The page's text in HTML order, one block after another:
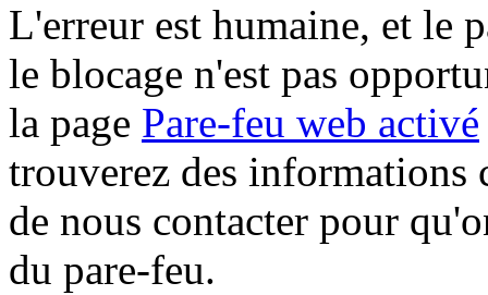
L'erreur est humaine, et le
le blocage n'est pas
la page Pare-feu web activé
trouverez des informations
de nous contacter pour
du pare-feu.